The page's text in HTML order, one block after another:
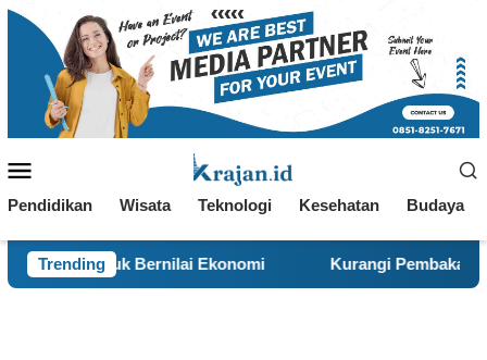
Loncat
Mobile
Pendidikan Wisata Teknologi Kesehatan Budaya
Trending
Bernilai Ekonomi Kurangi Pembakaran Sampah